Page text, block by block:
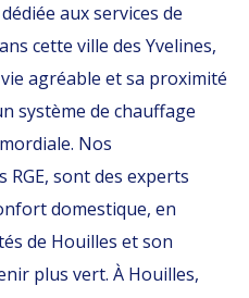
aux services de
cette ville des Yvelines,
agréable et sa proximité
système de chauffage
Nos
sont des experts
domestique, en
de Houilles et son
plus vert. À Houilles,